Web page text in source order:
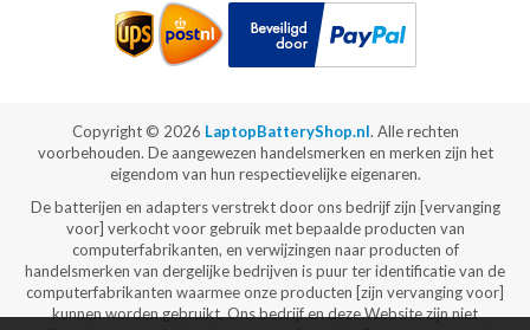
Copyright © 2026 LaptopBatteryShop.nl. Alle rechten
voorbehouden. De aangewezen handelsmerken en merken zijn het
eigendom van hun respectievelijke eigenaren.
De batterijen en adapters verstrekt door ons bedrijf zijn [vervanging
voor] verkocht voor gebruik met bepaalde producten van
computerfabrikanten, en verwijzingen naar producten of
handelsmerken van dergelijke bedrijven is puur ter identificatie van de
computerfabrikanten waarmee onze producten [zijn vervanging voor]
kunnen worden gebruikt. Ons bedrijf en deze Website zijn niet